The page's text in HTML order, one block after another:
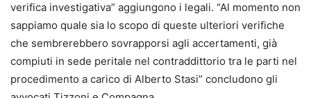
verifica investigativa” aggiungono i legali. “Al momento non
sappiamo quale sia lo scopo di queste ulteriori verifiche
che sembrerebbero sovrapporsi agli accertamenti, già
compiuti in sede peritale nel contraddittorio tra le parti nel
procedimento a carico di Alberto Stasi” concludono gli